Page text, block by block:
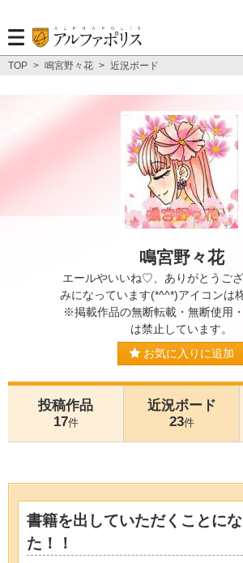
TOP > 鳴宮野々花 > 近況ボード
鳴宮野々花
エールやいいね♡、ありがとうご
みになっています(*^^*)アイコンは
※掲載作品の無断転載・無断使用
は禁止しています。
お気に入りに追加
投稿作品
17件
近況ボード
23件
書籍を出していただくことに
た！！